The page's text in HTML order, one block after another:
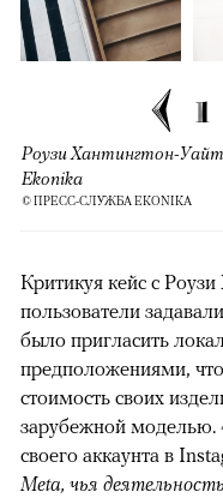
1
Роузи Хантингтон-
Ekonika
© ПРЕСС-СЛУЖБА EKONIKA
Критикуя кейс с
пользователи
было пригласить
предположениями,
стоимость своих
зарубежной моделью.
своего аккаунта в
Meta, чья